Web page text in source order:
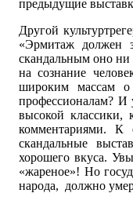
предыдущие
Другой
«Эрмитаж должен
скандальным оно ни
на сознание
широким массам о
профессионалам? И
высокой классики,
комментариями. К
скандальные
хорошего вкуса.
«жареное»! Но
народа, должно